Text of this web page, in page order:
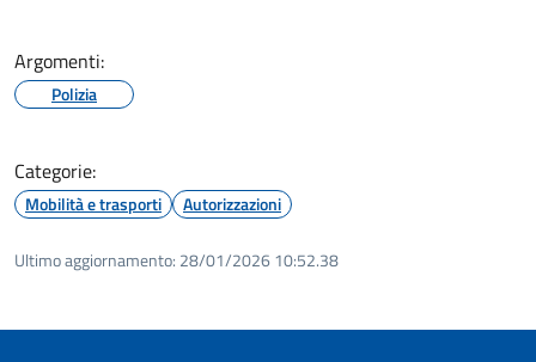
Argomenti:
Polizia
Categorie:
Mobilità e trasporti Autorizzazioni
Ultimo aggiornamento: 28/01/2026 10:52.38